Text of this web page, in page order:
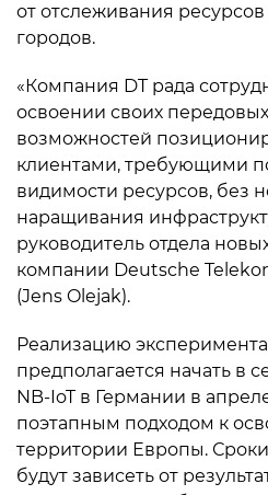
от отслеживания
городов.
«Компания DT рада
освоении своих
возможностей
клиентами, требующими
видимости ресурсов, без
наращивания
руководитель отдела
компании Deutsche
(Jens Olejak).
Реализацию
предполагается начать в
NB-IoT в Германии в
поэтапным подходом к
территории Европы.
будут зависеть от